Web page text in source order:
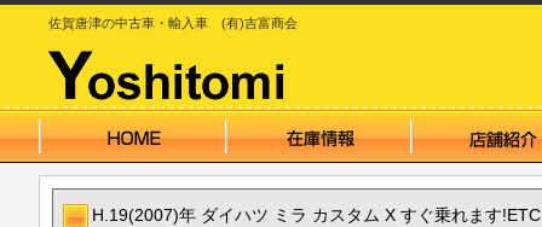
佐賀唐津の中古車・輸入車 (有)吉富商会
H.19(2007)年 ダイハツ ミラ カスタム X すぐ乗れます